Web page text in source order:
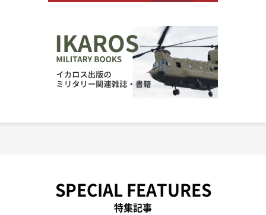
SPECIAL FEATURES
特集記事